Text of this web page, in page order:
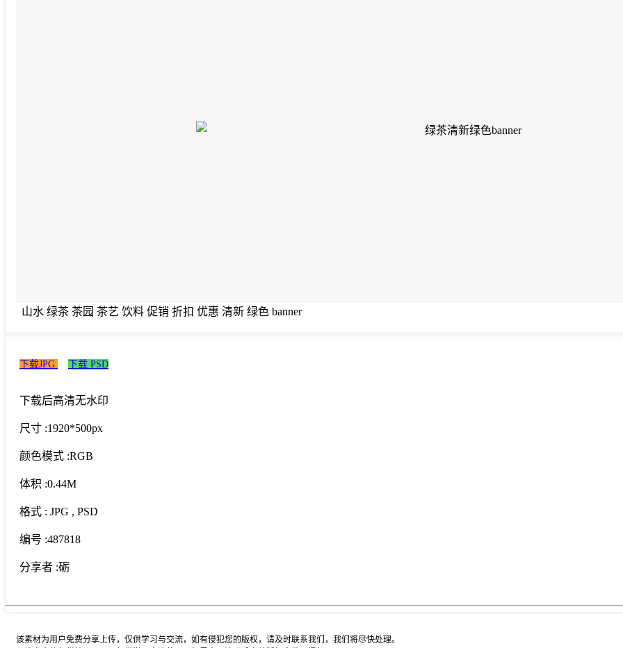
山水 绿茶 茶园 茶艺 饮料 促销 折扣 优惠 清新 绿色 banner
下载JPG 下载 PSD
下载后高清无水印
尺寸 :1920*500px
颜色模式 :RGB
体积 :0.44M
格式 : JPG , PSD
编号 :487818
分享者 :砺
该素材为用户免费分享上传，仅供学习与交流，如有侵犯您的版权，请及时联系我们，我们将尽快处理。